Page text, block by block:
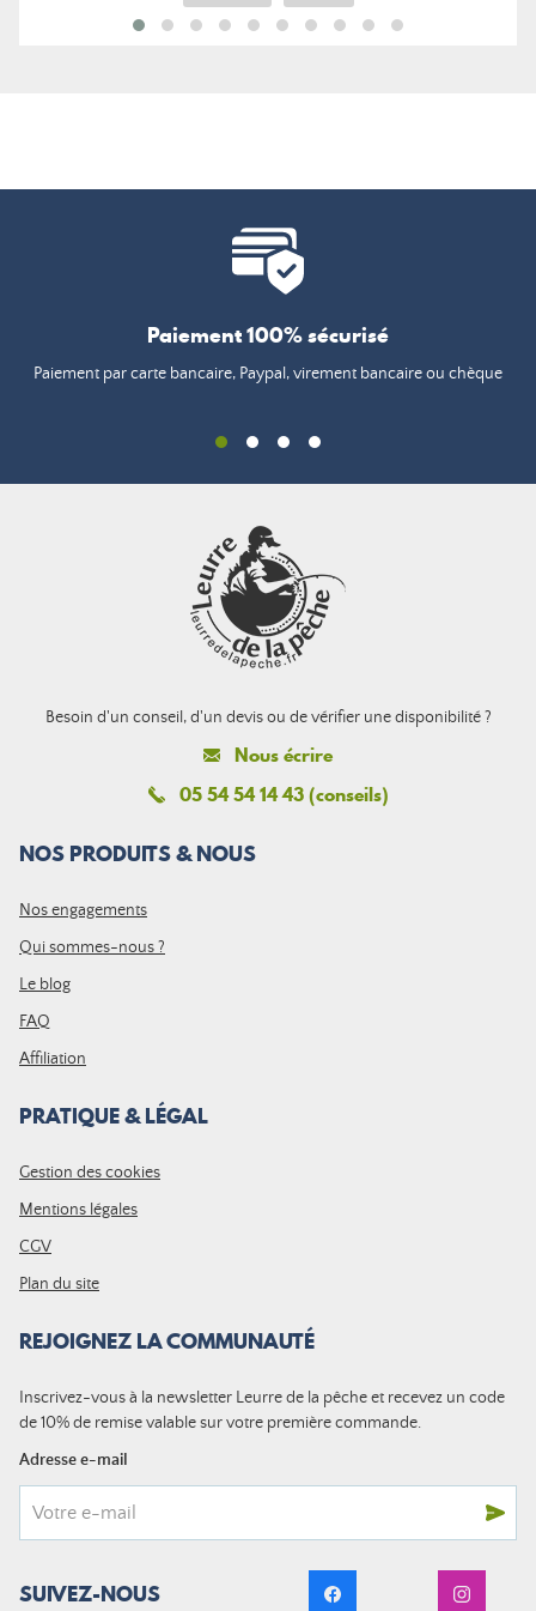
Paiement 100% sécurisé
Paiement par carte bancaire, Paypal, virement bancaire ou chèque
Besoin d'un conseil, d'un devis ou de vérifier une disponibilité ?
Nous écrire
05 54 54 14 43 (conseils)
NOS PRODUITS & NOUS
Nos engagements
Qui sommes-nous ?
Le blog
FAQ
Affiliation
PRATIQUE & LÉGAL
Gestion des cookies
Mentions légales
CGV
Plan du site
REJOIGNEZ LA COMMUNAUTÉ
Inscrivez-vous à la newsletter Leurre de la pêche et recevez un code
de 10% de remise valable sur votre première commande.
Adresse e-mail
SUIVEZ-NOUS